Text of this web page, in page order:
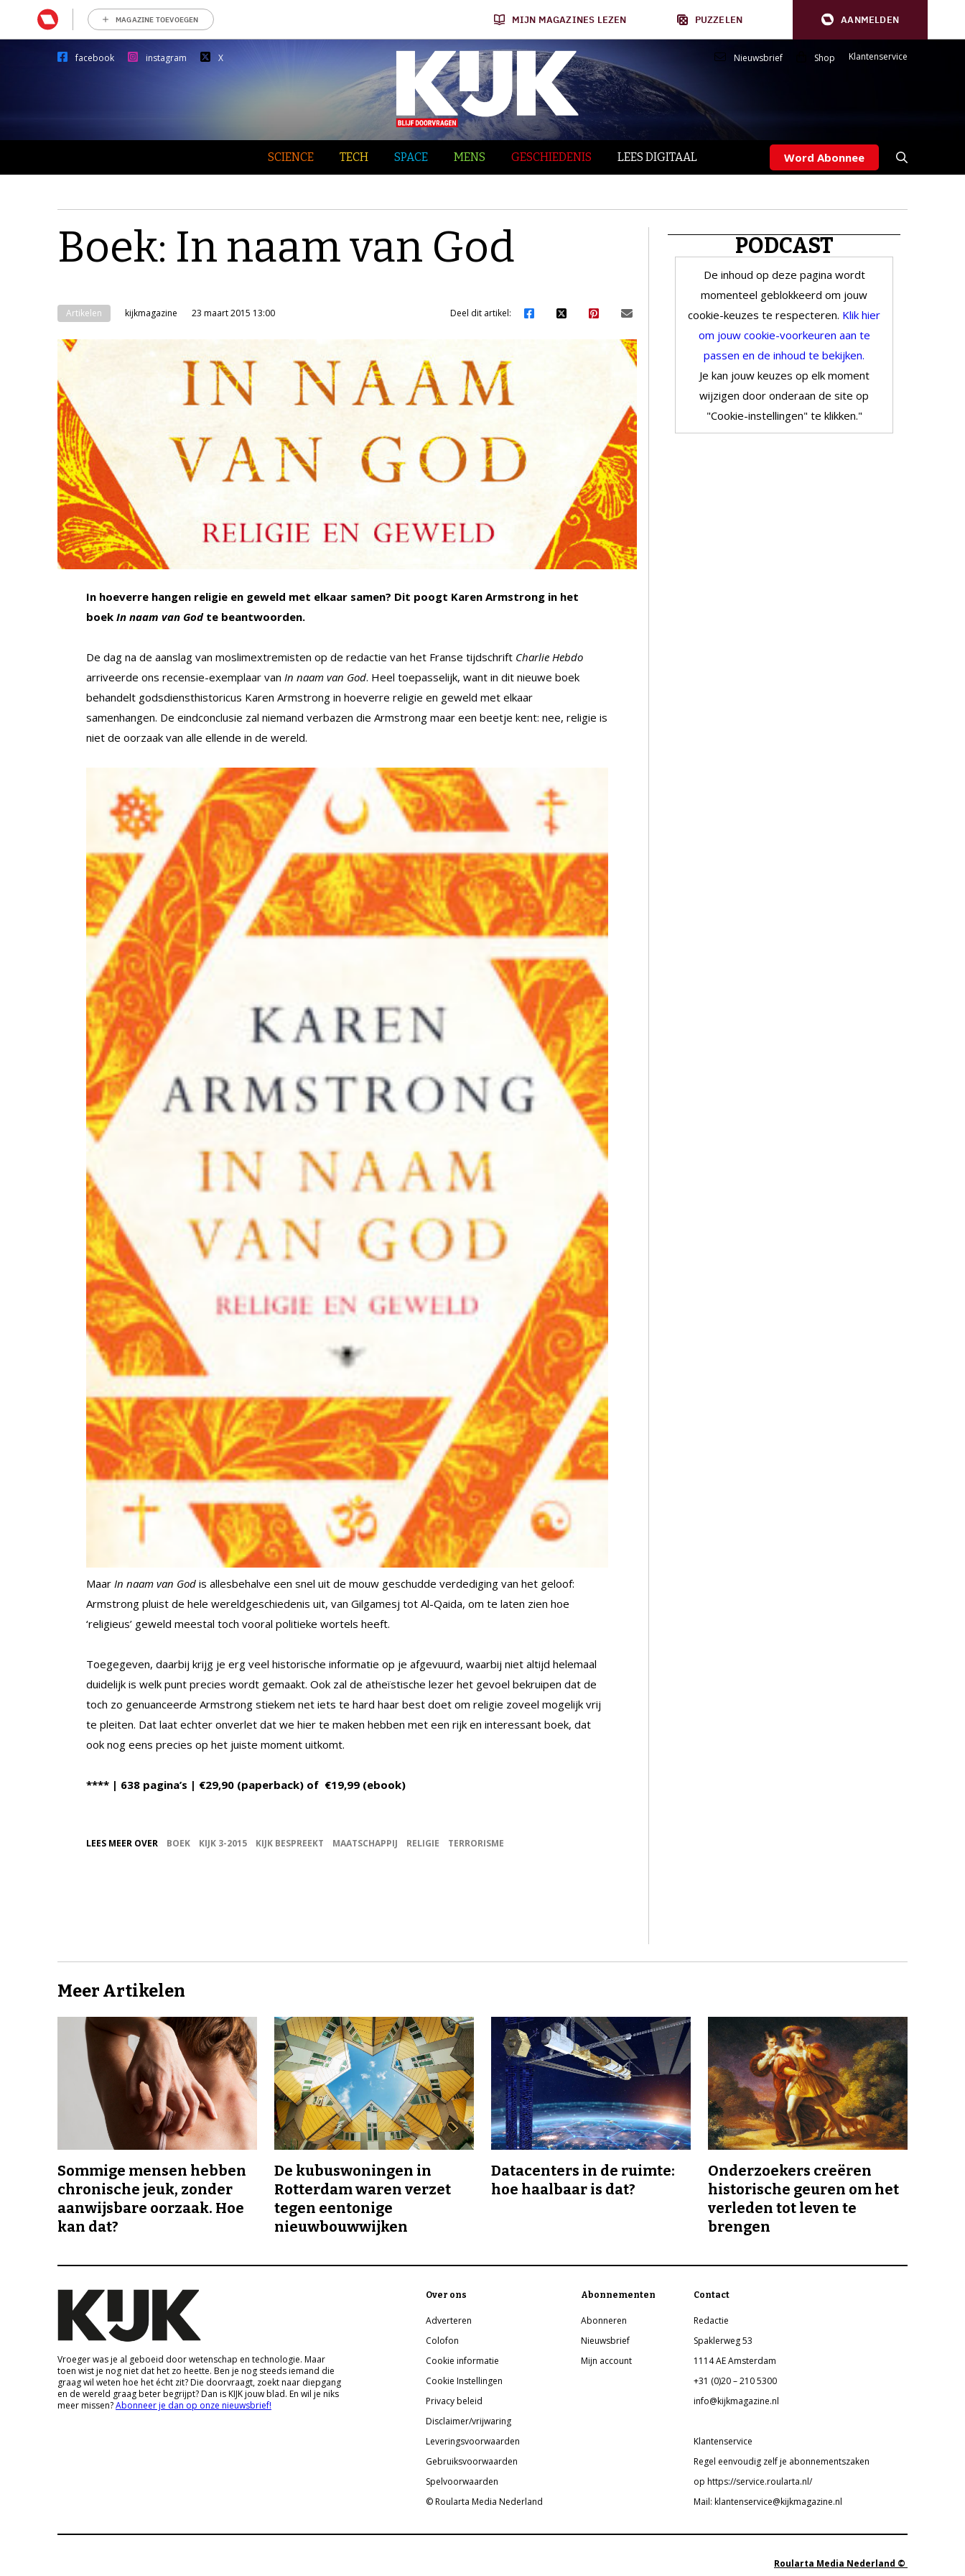
MAGAZINE TOEVOEGEN MIJN MAGAZINES LEZEN PUZZELEN AANMELDEN
facebook instagram X Nieuwsbrief Shop Klantenservice
SCIENCE TECH SPACE MENS GESCHIEDENIS LEES DIGITAAL Word Abonnee
Boek: In naam van God
Artikelen kijkmagazine 23 maart 2015 13:00 Deel dit artikel:
In hoeverre hangen religie en geweld met elkaar samen? Dit poogt Karen Armstrong in het
boek In naam van God te beantwoorden.
De dag na de aanslag van moslimextremisten op de redactie van het Franse tijdschrift Charlie Hebdo
arriveerde ons recensie-exemplaar van In naam van God. Heel toepasselijk, want in dit nieuwe boek
behandelt godsdiensthistoricus Karen Armstrong in hoeverre religie en geweld met elkaar
samenhangen. De eindconclusie zal niemand verbazen die Armstrong maar een beetje kent: nee, religie is
niet de oorzaak van alle ellende in de wereld.
Maar In naam van God is allesbehalve een snel uit de mouw geschudde verdediging van het geloof:
Armstrong pluist de hele wereldgeschiedenis uit, van Gilgamesj tot Al-Qaida, om te laten zien hoe
‘religieus’ geweld meestal toch vooral politieke wortels heeft.
Toegegeven, daarbij krijg je erg veel historische informatie op je afgevuurd, waarbij niet altijd helemaal
duidelijk is welk punt precies wordt gemaakt. Ook zal de atheïstische lezer het gevoel bekruipen dat de
toch zo genuanceerde Armstrong stiekem net iets te hard haar best doet om religie zoveel mogelijk vrij
te pleiten. Dat laat echter onverlet dat we hier te maken hebben met een rijk en interessant boek, dat
ook nog eens precies op het juiste moment uitkomt.
**** | 638 pagina’s | €29,90 (paperback) of €19,99 (ebook)
LEES MEER OVER BOEK KIJK 3-2015 KIJK BESPREEKT MAATSCHAPPIJ RELIGIE TERRORISME
PODCAST
De inhoud op deze pagina wordt
momenteel geblokkeerd om jouw
cookie-keuzes te respecteren. Klik hier
om jouw cookie-voorkeuren aan te
passen en de inhoud te bekijken.
Je kan jouw keuzes op elk moment
wijzigen door onderaan de site op
"Cookie-instellingen" te klikken."
Meer Artikelen
Sommige mensen hebben
chronische jeuk, zonder
aanwijsbare oorzaak. Hoe
kan dat?
De kubuswoningen in
Rotterdam waren verzet
tegen eentonige
nieuwbouwwijken
Datacenters in de ruimte:
hoe haalbaar is dat?
Onderzoekers creëren
historische geuren om het
verleden tot leven te
brengen
Vroeger was je al geboeid door wetenschap en technologie. Maar
toen wist je nog niet dat het zo heette. Ben je nog steeds iemand die
graag wil weten hoe het écht zit? Die doorvraagt, zoekt naar diepgang
en de wereld graag beter begrijpt? Dan is KIJK jouw blad. En wil je niks
meer missen?Abonneer je dan op onze nieuwsbrief!
Over ons
Adverteren
Colofon
Cookie informatie
Cookie Instellingen
Privacy beleid
Disclaimer/vrijwaring
Leveringsvoorwaarden
Gebruiksvoorwaarden
Spelvoorwaarden
© Roularta Media Nederland
Abonnementen
Abonneren
Nieuwsbrief
Mijn account
Contact
Redactie
Spaklerweg 53
1114 AE Amsterdam
+31 (0)20 – 210 5300
info@kijkmagazine.nl
Klantenservice
Regel eenvoudig zelf je abonnementszaken
op https://service.roularta.nl/
Mail: klantenservice@kijkmagazine.nl
Roularta Media Nederland ©